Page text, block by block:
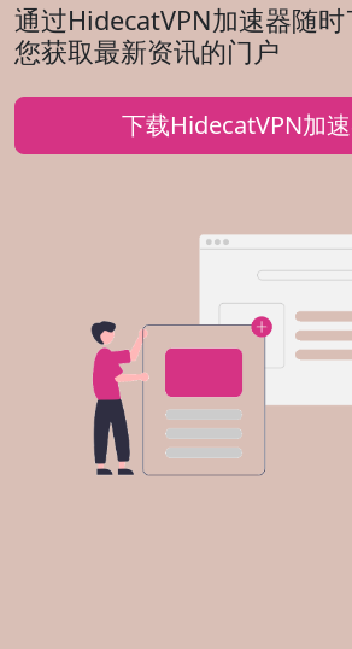
通过HidecatVPN加速器随
您获取最新资讯的门户
下载HidecatVPN加